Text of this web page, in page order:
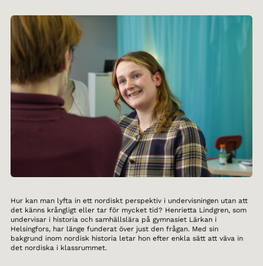
Hur kan man lyfta in ett nordiskt perspektiv i undervisningen utan att
det känns krångligt eller tar för mycket tid? Henrietta Lindgren, som
undervisar i historia och samhällslära på gymnasiet Lärkan i
Helsingfors, har länge funderat över just den frågan. Med sin
bakgrund inom nordisk historia letar hon efter enkla sätt att väva in
det nordiska i klassrummet.